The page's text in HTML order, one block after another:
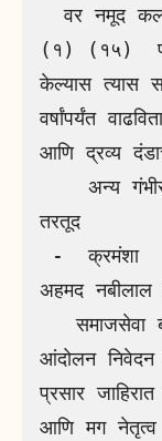
  वर नमूद कलम (३) (१) (१) ते कलम (३)
(१) (१५)
केल्यास त्यास
वर्षांपर्यंत
आणि द्रव्य
तरतूद
अहमद
   समाजसेवा बंद आंदोलन मोर्चा उपोषण रस्ता रोको
आंदोलन निवेदन
प्रसार
आणि मग नेतृत्व